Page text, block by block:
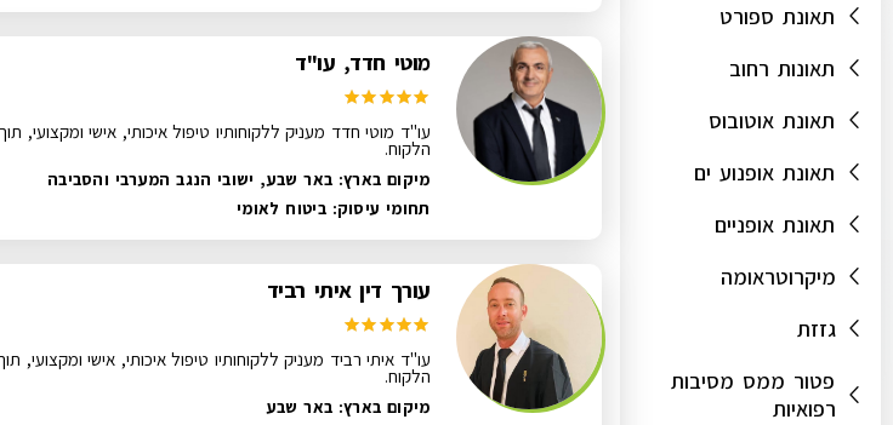
תאונת ספורט
תאונות רחוב
תאונת אוטובוס
תאונת אופנוע ים
תאונת אופניים
מיקרוטראומה
גזזת
פטור ממס מסיבות
רפואיות
מוטי חדד, עו"ד
עו"ד מוטי חדד מעניק ללקוחותיו טיפול איכותי, אישי ומקצועי,
הלקוח.
מיקום בארץ: באר שבע, ישובי הנגב המערבי והסביבה
תחומי עיסוק:ביטוח לאומי
עורך דין איתי רביד
עו"ד איתי רביד מעניק ללקוחותיו טיפול איכותי, אישי ומקצועי,
הלקוח.
מיקום בארץ: באר שבע